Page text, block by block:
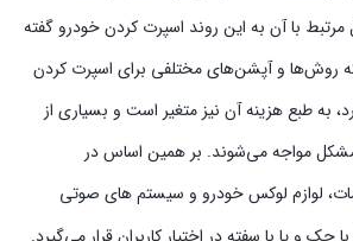
با آن به این روند اسپرت کردن خودرو گفته
روش‌ها و آپشن‌های مختلفی برای اسپرت کردن
به طبع هزینه آن نیز متغیر است و بسیاری از
مشکل مواجه می‌شوند. بر همین اساس در
لوازم لوکس خودرو و سیستم‌ های صوتی